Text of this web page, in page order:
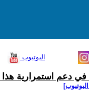
اليوتيوب
في دعم استمرارية هذا